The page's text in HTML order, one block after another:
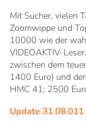
Mit Sucher, vielen
Zoomwippe und
10000 wie der
VIDEOAKTIV-
zwischen dem
1400 Euro) und
HMC 41; 2500
Update